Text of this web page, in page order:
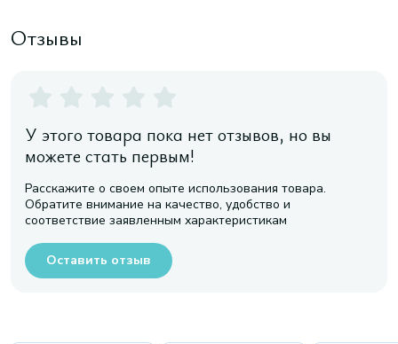
Отзывы
У этого товара пока нет отзывов, но вы
можете стать первым!
Расскажите о своем опыте использования товара.
Обратите внимание на качество, удобство и
соответствие заявленным характеристикам
Оставить отзыв